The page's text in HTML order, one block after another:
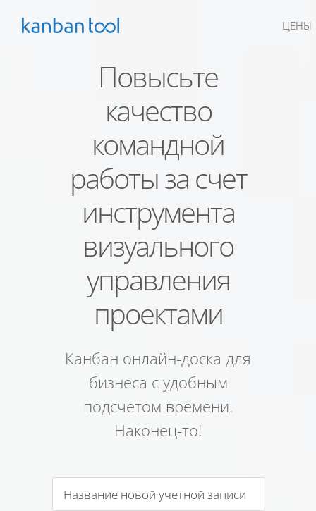
ЦЕНЫ
Повысьте
качество
командной
работы за счет
инструмента
визуального
управления
проектами
Канбан онлайн-доска для
бизнеса с удобным
подсчетом времени.
Наконец-то!